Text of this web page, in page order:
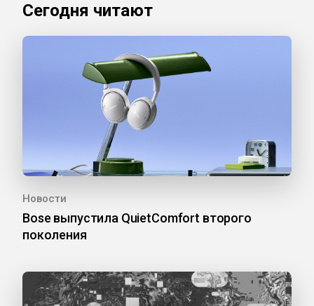
Сегодня читают
Новости
Bose выпустила QuietComfort второго
поколения